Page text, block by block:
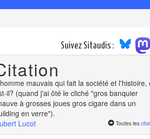
Suivez Sitaudis :
mauvais qui fait la société et l'histoire,
il? (quand j'ai ôté le cliché "gros banquier
à grosses joues gros cigare dans un
en verre").
Lucot
Toutes les